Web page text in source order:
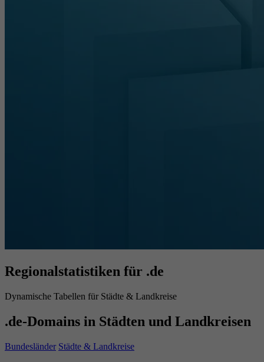
Regionalstatistiken für .de
Dynamische Tabellen für Städte & Landkreise
.de-Domains in Städten und Landkreisen
Bundesländer Städte & Landkreise